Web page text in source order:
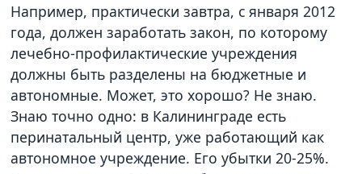
Например, практически завтра, с января 2012
года, должен заработать закон, по которому
лечебно-профилактические учреждения
должны быть разделены на бюджетные и
автономные. Может, это хорошо? Не знаю.
Знаю точно одно: в Калининграде есть
перинатальный центр, уже работающий как
автономное учреждение. Его убытки 20-25%.